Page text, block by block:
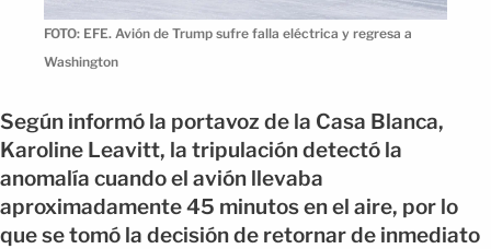
FOTO: EFE. Avión de Trump sufre falla eléctrica y regresa a
Washington
Según informó la portavoz de la Casa Blanca,
Karoline Leavitt, la tripulación detectó la
anomalía cuando el avión llevaba
aproximadamente 45 minutos en el aire, por lo
que se tomó la decisión de retornar de inmediato